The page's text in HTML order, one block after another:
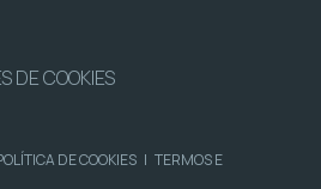
DE COOKIES
DE COOKIES | TERMOS E